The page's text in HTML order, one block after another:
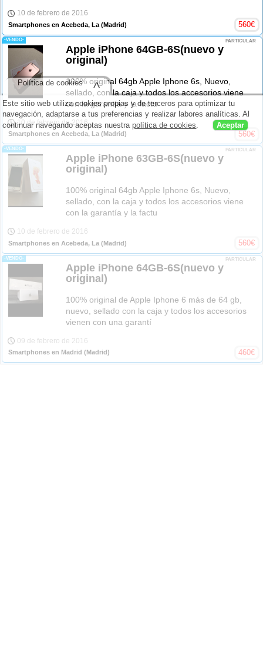
10 de febrero de 2016
Smartphones en Acebeda, La (Madrid) 560€
-VENDO- PARTICULAR
Apple iPhone 64GB-6S(nuevo y
original)
100% original 64gb Apple Iphone 6s, Nuevo,
sellado, con la caja y todos los accesorios viene
con la garantía y la factu
10 de febrero de 2016
Smartphones en Acebeda, La (Madrid) 560€
-VENDO- PARTICULAR
Apple iPhone 63GB-6S(nuevo y
original)
100% original 64gb Apple Iphone 6s, Nuevo,
sellado, con la caja y todos los accesorios viene
con la garantía y la factu
10 de febrero de 2016
Smartphones en Acebeda, La (Madrid) 560€
-VENDO- PARTICULAR
Apple iPhone 64GB-6S(nuevo y
original)
100% original de Apple Iphone 6 más de 64 gb,
nuevo, sellado con la caja y todos los accesorios
vienen con una garantí
09 de febrero de 2016
Smartphones en Madrid (Madrid) 460€
Este sitio web utiliza cookies propias y de terceros para optimizar tu
navegación, adaptarse a tus preferencias y realizar labores analíticas. Al
continuar navegando aceptas nuestrapolítica de cookies Aceptar
Política de cookies ^